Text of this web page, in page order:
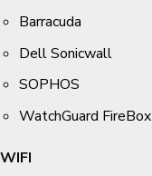
Barracuda
Dell Sonicwall
SOPHOS
WatchGuard FireBox
WIFI